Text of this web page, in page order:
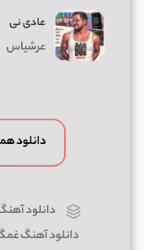
عادی نی
عرشیاس
دانلود
دانلود
دانلود آهنگ